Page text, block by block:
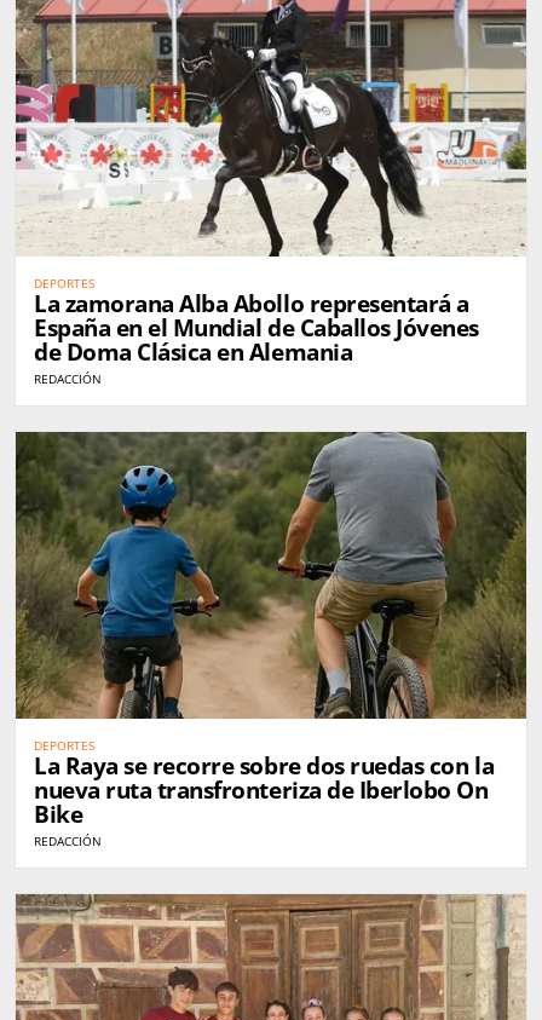
DEPORTES
La zamorana Alba Abollo representará a
España en el Mundial de Caballos Jóvenes
de Doma Clásica en Alemania
REDACCIÓN
DEPORTES
La Raya se recorre sobre dos ruedas con la
nueva ruta transfronteriza de Iberlobo On
Bike
REDACCIÓN